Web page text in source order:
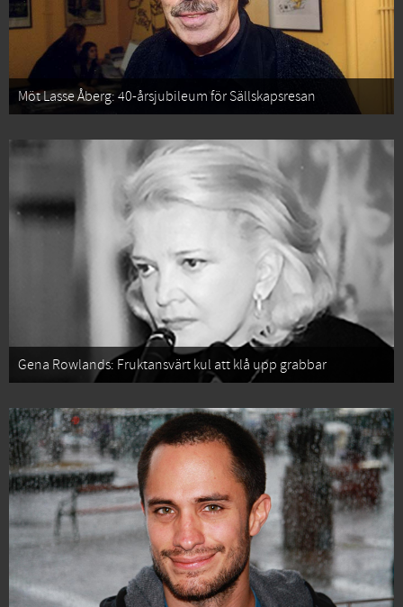
Möt Lasse Åberg: 40-årsjubileum för Sällskapsresan
Gena Rowlands: Fruktansvärt kul att klå upp grabbar